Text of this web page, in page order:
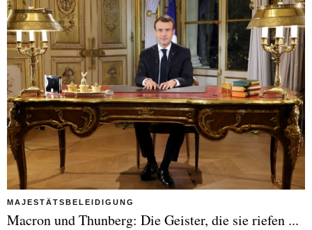
MAJESTÄTSBELEIDIGUNG
Macron und Thunberg: Die Geister, die sie riefen ...